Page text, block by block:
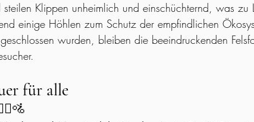
steilen Klippen unheimlich und einschüchternd, was
einige Höhlen zum Schutz der empfindlichen
wurden, bleiben die beeindruckenden
für alle